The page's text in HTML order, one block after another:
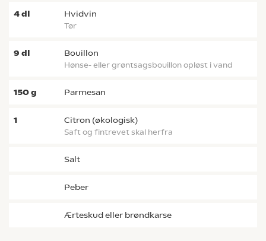
4dl hvidvin
tør
9 dl bouillon
hønse- eller grøntsagsbouillon opløst i vand
150g parmesan
1 Citron (økologisk)
saft og fintrevet skal herfra
salt
peber
ærteskud eller brøndkarse